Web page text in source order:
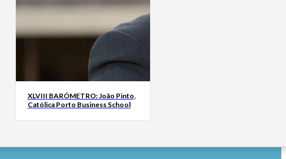
XLVIII BARÓMETRO: João Pinto,
Católica Porto Business School